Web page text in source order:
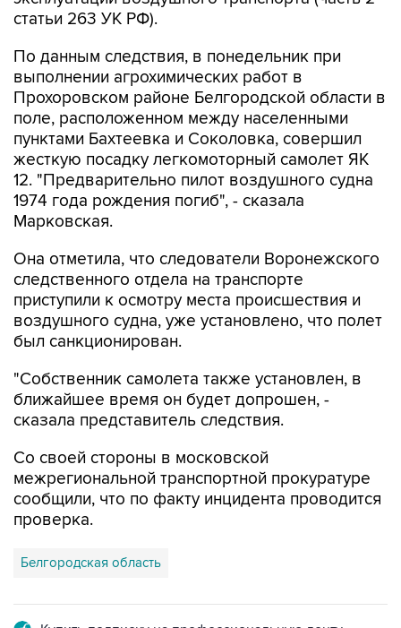
По данным следствия, в понедельник при
Прохоровском районе Белгородской области в
поле, расположенном между населенными
пунктами Бахтеевка и Соколовка, совершил
жесткую посадку легкомоторный самолет ЯК
12. "Предварительно пилот воздушного судна
1974 года рождения погиб", - сказала
Марковская.
Она отметила, что следователи Воронежского
приступили к осмотру места происшествия и
воздушного судна, уже установлено, что полет
был санкционирован.
"Собственник самолета также установлен, в
сказала представитель следствия.
Со своей стороны в московской
сообщили, что по факту инцидента проводится
проверка.
Белгородская область
Подписаться на рассылку главных новостей сайта